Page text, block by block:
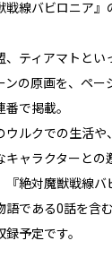
戦線バビロニア
、ティアマトとい
ンの原画を、ペー
で掲載。
ウルクでの生活や
キャラクターとの
『絶対魔獣戦線
語である0話を含
予定です。